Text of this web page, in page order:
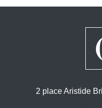
2 place Aristide